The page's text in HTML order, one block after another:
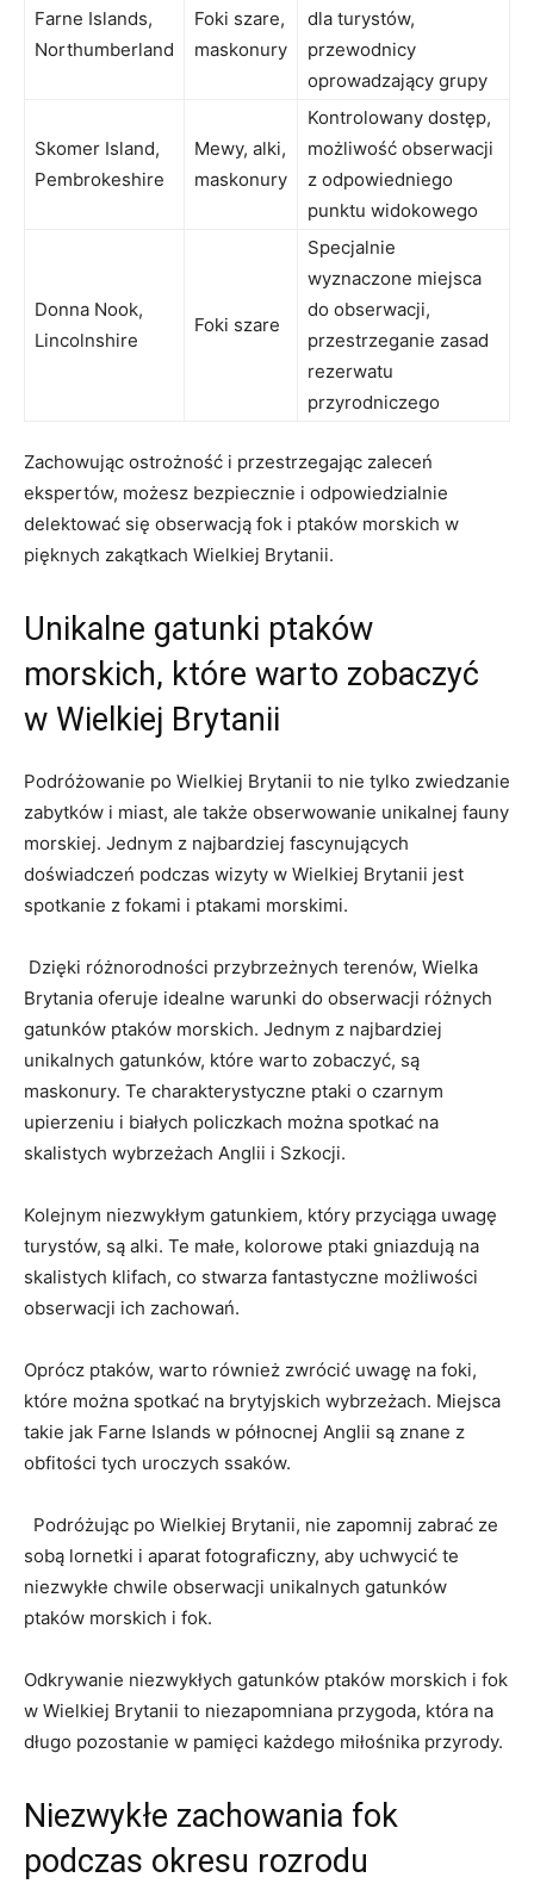
Farne⁤ Islands,‌
Northumberland
Foki szare,
maskonury
dla turystów,
przewodnicy
oprowadzający grupy
Skomer​ Island,⁢
Pembrokeshire
Mewy, alki,
maskonury
Kontrolowany dostęp,
możliwość obserwacji⁣
z odpowiedniego⁢
punktu widokowego
Donna Nook,
Lincolnshire
Foki szare
Specjalnie⁢
wyznaczone​ miejsca
do obserwacji,
przestrzeganie⁣ zasad
rezerwatu
przyrodniczego
Zachowując ostrożność i przestrzegając zaleceń
ekspertów, możesz ⁣bezpiecznie i‍ odpowiedzialnie⁢
delektować się obserwacją‌ fok i ptaków morskich ⁢w
pięknych zakątkach⁤ Wielkiej⁢ Brytanii.
Unikalne​ gatunki ptaków
morskich, które warto⁢ zobaczyć
w Wielkiej Brytanii
Podróżowanie ‌po Wielkiej Brytanii to nie tylko zwiedzanie
zabytków i‍ miast, ale także obserwowanie unikalnej​ fauny
morskiej. Jednym z najbardziej fascynujących
doświadczeń⁣ podczas wizyty w Wielkiej Brytanii jest
spotkanie⁤ z fokami i ptakami morskimi.
​‍ Dzięki różnorodności przybrzeżnych terenów, Wielka
⁣Brytania oferuje⁢ idealne warunki do obserwacji różnych
gatunków ptaków morskich. ‍Jednym z ​najbardziej
unikalnych gatunków, które warto⁢ zobaczyć, są
maskonury. ‍Te charakterystyczne ptaki o czarnym
upierzeniu i ‌białych policzkach można spotkać na
skalistych wybrzeżach Anglii i Szkocji.
​Kolejnym niezwykłym gatunkiem, który przyciąga ⁤uwagę
turystów, są ⁤alki. Te małe, kolorowe ptaki gniazdują na
skalistych klifach, co stwarza fantastyczne możliwości‌
obserwacji ich zachowań.
Oprócz ptaków, warto ‌również‍ zwrócić uwagę na foki,
które można spotkać na‌ brytyjskich wybrzeżach. Miejsca
takie jak‌ Farne Islands w ​północnej Anglii są znane z
obfitości tych uroczych ssaków.
⁤ ⁤ Podróżując po‍ Wielkiej ‌Brytanii, nie zapomnij zabrać ze
‍sobą lornetki i aparat fotograficzny, aby uchwycić te
niezwykłe chwile obserwacji unikalnych gatunków
ptaków morskich i ⁢fok.
Odkrywanie niezwykłych gatunków ptaków⁣ morskich i fok
w Wielkiej Brytanii to niezapomniana przygoda, która na
długo pozostanie ⁣w pamięci każdego miłośnika przyrody.
Niezwykłe ‌zachowania fok
podczas okresu⁢ rozrodu